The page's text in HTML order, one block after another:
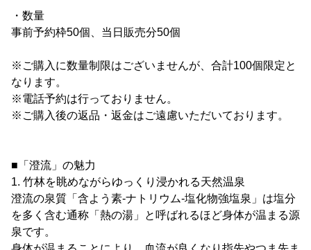
・数量
事前予約枠50個、当日販売分50個
※ご購入に数量制限はございませんが、合計100個限定と
なります。
※電話予約は行っておりません。
※ご購入後の返品・返金はご遠慮いただいております。
■「澄流」の魅力
1. 竹林を眺めながらゆっくり浸かれる天然温泉
澄流の泉質「含よう素-ナトリウム-塩化物強塩泉」は塩分
を多く含む通称「熱の湯」と呼ばれるほど身体が温まる源
泉です。